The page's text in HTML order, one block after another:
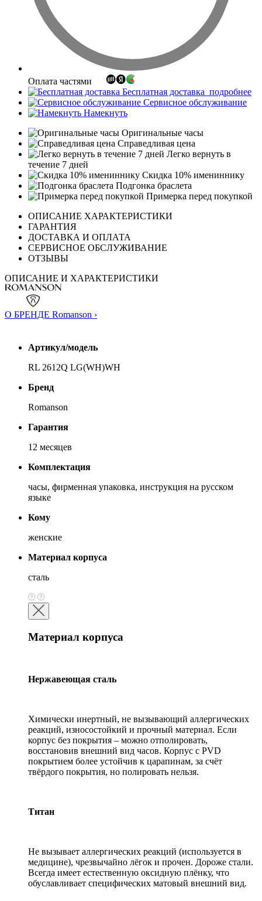
Оплата частями
Бесплатная доставка подробнее
Сервисное обслуживание
Намекнуть
Оригинальные часы
Справедливая цена
Легко вернуть в
течение 7 дней
Скидка 10% имениннику
Подгонка браслета
Примерка перед покупкой
ОПИСАНИЕ ХАРАКТЕРИСТИКИ
ГАРАНТИЯ
ДОСТАВКА И ОПЛАТА
СЕРВИСНОЕ ОБСЛУЖИВАНИЕ
ОТЗЫВЫ
ОПИСАНИЕ И ХАРАКТЕРИСТИКИ
О БРЕНДЕ Romanson ›
Артикул/модель
RL 2612Q LG(WH)WH
Бренд
Romanson
Гарантия
12 месяцев
Комплектация
часы, фирменная упаковка, инструкция на русском
языке
Кому
женские
Материал корпуса
сталь
Материал корпуса
Нержавеющая сталь
Химически инертный, не вызывающий аллергических
реакций, износостойкий и прочный материал. Если
корпус без покрытия – можно отполировать,
восстановив внешний вид часов. Корпус с PVD
покрытием более устойчив к царапинам, за счёт
твёрдого покрытия, но полировать нельзя.
Титан
Не вызывает аллергических реакций (используется в
медицине), чрезвычайно лёгок и прочен. Дороже стали.
Всегда имеет естественную оксидную плёнку, что
обуславливает специфических матовый внешний вид.